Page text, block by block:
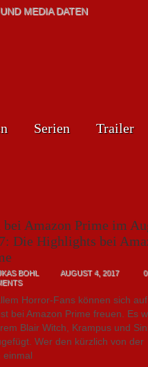
MEDIA DATEN
Serien Trailer
bei Amazon Prime im
Die Highlights bei
BOHL AUGUST 4, 2017
0
Horror-Fans können sich
bei Amazon Prime freuen. Es
Blair Witch, Krampus und
Wer den kürzlich von der
einmal